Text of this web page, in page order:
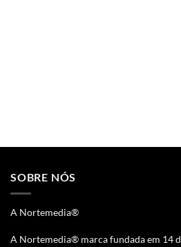
SOBRE NÓS
A Nortemedia®
A Nortemedia® marca fundada em 14